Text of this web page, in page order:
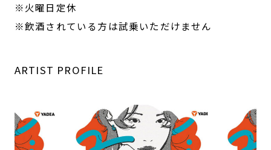
※火曜日定休
※飲酒されている方は試乗いただけません
ARTIST PROFILE